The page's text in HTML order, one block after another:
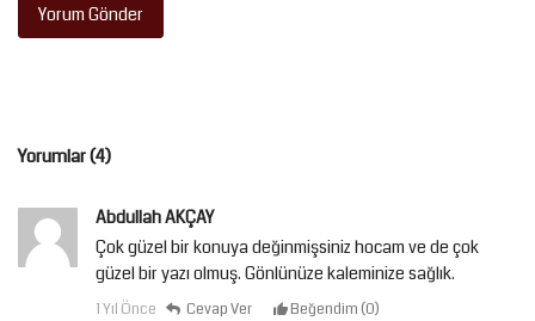
Yorum Gönder
Yorumlar (4)
Abdullah AKÇAY
Çok güzel bir konuya değinmişsiniz hocam ve de çok
güzel bir yazı olmuş. Gönlünüze kaleminize sağlık.
1 Yıl Önce Cevap Ver Beğendim (0)